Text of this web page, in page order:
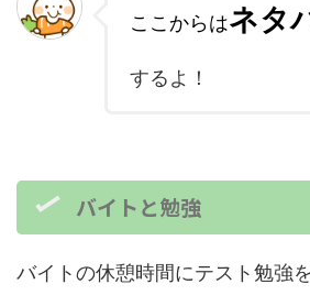
ここからはネタ
するよ！
バイトと勉強
バイトの休憩時間にテスト勉強